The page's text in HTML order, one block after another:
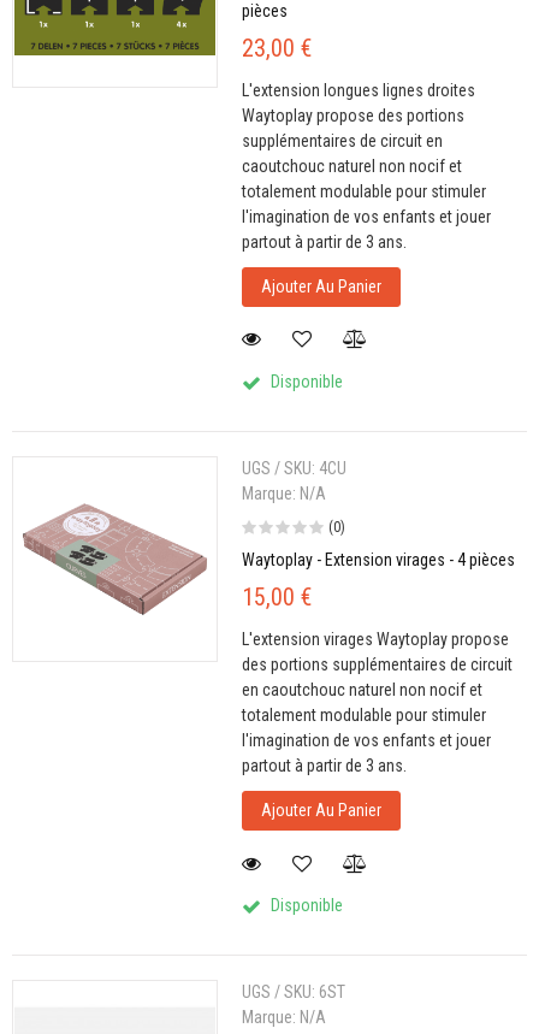
pièces
23,00 €
L'extension longues lignes droites
Waytoplay propose des portions
supplémentaires de circuit en
caoutchouc naturel non nocif et
totalement modulable pour stimuler
l'imagination de vos enfants et jouer
partout à partir de 3 ans.
Ajouter Au Panier
Disponible
UGS / SKU: 4CU
Marque: N/A
(0)
Waytoplay - Extension virages - 4 pièces
15,00 €
L'extension virages Waytoplay propose
des portions supplémentaires de circuit
en caoutchouc naturel non nocif et
totalement modulable pour stimuler
l'imagination de vos enfants et jouer
partout à partir de 3 ans.
Ajouter Au Panier
Disponible
UGS / SKU: 6ST
Marque: N/A